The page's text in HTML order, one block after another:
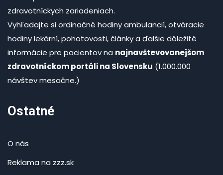
zdravotníckych zariadeniach.
Vyhľadajte si ordinačné hodiny ambulancií, otváracie
hodiny lekární, pohotovosti, články a ďalšie dôležité
informácie pre pacientov na najnavštevovanejšom
zdravotníckom portáli na Slovensku (1.000.000
návštev mesačne.)
Ostatné
O nás
Reklama na zzz.sk